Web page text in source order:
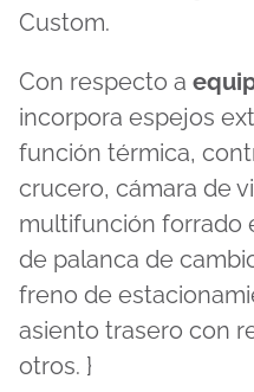
Custom.
Con respecto a
incorpora espejos
función térmica,
crucero, cámara de
multifunción forrado
de palanca de
freno de
asiento trasero con
otros. }